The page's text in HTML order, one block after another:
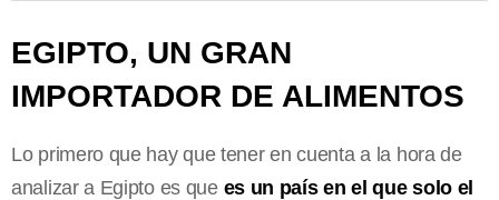
EGIPTO, UN GRAN
IMPORTADOR DE ALIMENTOS
Lo primero que hay que tener en cuenta a la hora de
analizar a Egipto es que es un país en el que solo el